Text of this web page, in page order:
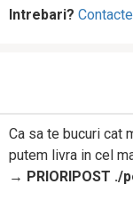
Intrebari?
Ca sa te bucuri cat
putem livra in cel
→ PRIORIPOST